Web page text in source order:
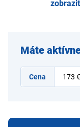
Máte
Cena 173